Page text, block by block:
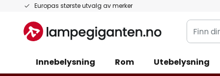
Europas største utvalg av merker
Hopp
innhold
Finn
din
Innebelysning Rom Utebelysning